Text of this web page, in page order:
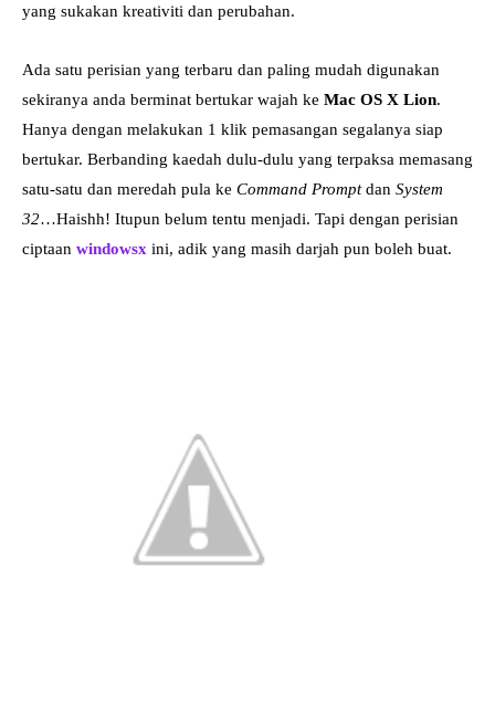
yang sukakan kreativiti dan perubahan.
Ada satu perisian yang terbaru dan paling mudah digunakan
sekiranya anda berminat bertukar wajah ke Mac OS X Lion.
Hanya dengan melakukan 1 klik pemasangan segalanya siap
bertukar. Berbanding kaedah dulu-dulu yang terpaksa memasang
satu-satu dan meredah pula ke Command Promptdan System
32…Haishh! Itupun belum tentu menjadi. Tapi dengan perisian
ciptaan windowsx ini, adik yang masih darjah pun boleh buat.